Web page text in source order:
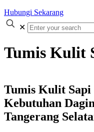
Hubungi Sekarang
✕
Tumis Kulit
Tumis Kulit Sapi
Kebutuhan
Tangerang